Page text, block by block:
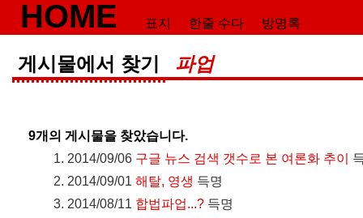
HOME 표지 한줄 수다 방명록
게시물에서 찾기 파업
9개의 게시물을 찾았습니다.
2014/09/06 구글 뉴스 검색 갯수로 본 여론화 추이
2014/09/01 해탈, 영생 득명
2014/08/11 합법파업...? 득명